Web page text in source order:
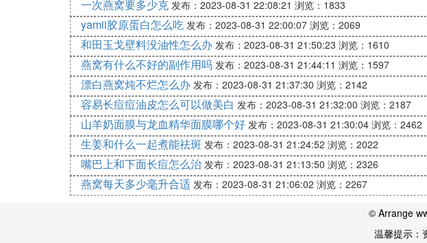
一些产后的女性产后的护理很重要，一旦出现了问题就会影响到
尤其是出现了问题要及时地治疗，避免影响到患者的安全，那么
对这种现象不要怕，实际上这肿块是一种乳腺，不过不是正常的
泌，没有任何感觉。产 后乳腺活跃，乳汁大量分泌，有时还瘀
止痛片或局部用皮硝外敷24小时疼痛就会 消退。
如果你现在哺乳就不是孕妇，这个肉疙瘩和哺乳没有关系，建议
要不暴长等到产后就会慢慢消失，当时我也问过，医生说这和怀
这可能与淋巴结炎有关的，淋巴结炎通常是因为附近组织的一些
挥它的免疫功能，从而起到杀灭病菌的作用，但在此过程中就很
对于此症的治疗关键在于查明病灶以及感染的病菌的种类，积极
一次燕窝要多少克 发布：2023-08-31 22:08:21 浏览：1833
yamii胶原蛋白怎么吃 发布：2023-08-31 22:00:07 浏览：2069
和田玉戈壁料没油性怎么办 发布：2023-08-31 21:50:23 浏览：1610
燕窝有什么不好的副作用吗 发布：2023-08-31 21:44:11 浏览：1597
漂白燕窝炖不烂怎么办 发布：2023-08-31 21:37:30 浏览：2142
容易长痘痘油皮怎么可以做美白 发布：2023-08-31 21:32:00 浏览：2187
山羊奶面膜与龙血精华面膜哪个好 发布：2023-08-31 21:30:04 浏览：2462
生姜和什么一起煮能祛斑 发布：2023-08-31 21:24:52 浏览：2022
嘴巴上和下面长痘怎么治 发布：2023-08-31 21:13:50 浏览：2326
燕窝每天多少毫升合适 发布：2023-08-31 21:06:02 浏览：2267
© Arrange
温馨提示：